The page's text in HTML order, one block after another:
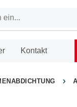
Kontakt